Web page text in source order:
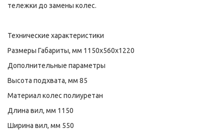
тележки до замены колес.
Технические характеристики
Размеры Габариты, мм 1150х560х1220
Дополнительные параметры
Высота подхвата, мм 85
Материал колес полиуретан
Длина вил, мм 1150
Ширина вил, мм 550